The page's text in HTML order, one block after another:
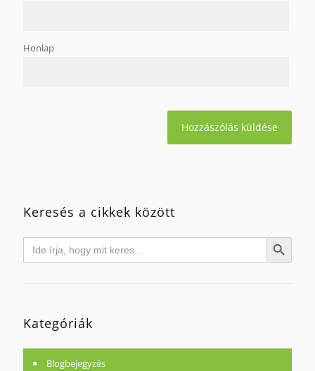
Honlap
Keresés a cikkek között
Search
for: Search Button
Kategóriák
Blogbejegyzés